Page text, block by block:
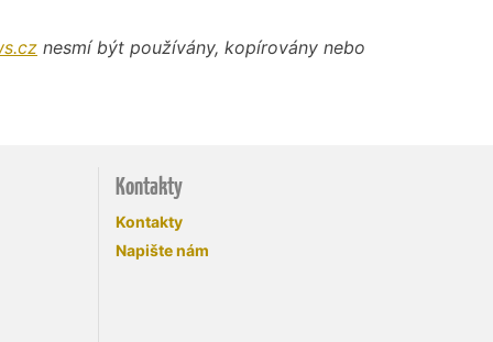
nesmí být používány, kopírovány nebo
Kontakty
Kontakty
Napište nám